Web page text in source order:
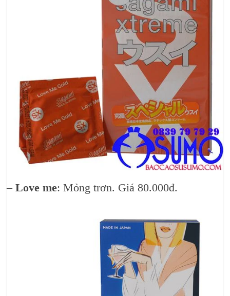
–Love me: Mỏng trơn. Giá 80.000đ.